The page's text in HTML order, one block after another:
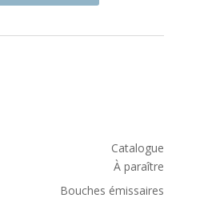
Catalogue
À paraître
Bouches émissaires